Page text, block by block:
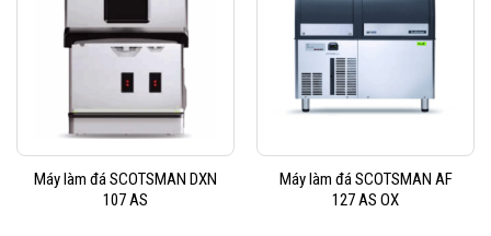
Máy làm đá SCOTSMAN DXN
107 AS
Máy làm đá SCOTSMAN AF
127 AS OX